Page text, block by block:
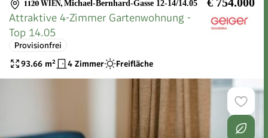
1120 WIEN, Michael-Bernhard-Gasse 12-14/14.05
Attraktive 4-Zimmer Gartenwohnung -
Top 14.05
Provisionfrei
93.66 m² 4 Zimmer Freifläche